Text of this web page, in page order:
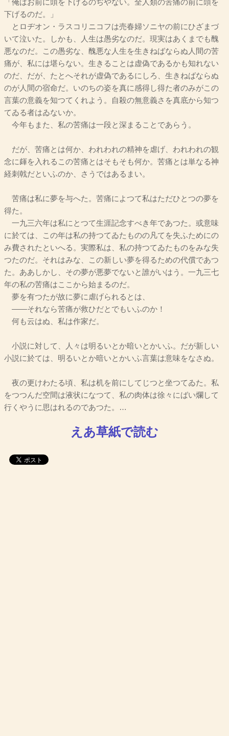
「俺はお前に頭を下げるのぢやない。全人類の苦痛の前に頭を
下げるのだ。」
とロヂオン・ラスコリニコフは売春婦ソニヤの前にひざまづ
いて泣いた。しかも、人生は愚劣なのだ。現実はあくまでも醜
悪なのだ。この愚劣な、醜悪な人生を生きねばならぬ人間の苦
痛が、私には堪らない。生きることは虚偽であるかも知れない
のだ、だが、たとへそれが虚偽であるにしろ、生きねばならぬ
のが人間の宿命だ。いのちの姿を真に感得し得た者のみがこの
言葉の意義を知つてくれよう。自殺の無意義さを真底から知つ
てゐる者はゐないか。
今年もまた、私の苦痛は一段と深まることであらう。
だが、苦痛とは何か、われわれの精神を虐げ、われわれの観
念に皹を入れるこの苦痛とはそもそも何か。苦痛とは単なる神
経刺戟だといふのか、さうではあるまい。
苦痛は私に夢を与へた。苦痛によつて私はただひとつの夢を
得た。
一九三六年は私にとつて生涯記念すべき年であつた。或意味
に於ては、この年は私の持つてゐたものの凡てを失ふためにの
み費されたといへる。実際私は、私の持つてゐたものをみな失
つたのだ。それはみな、この新しい夢を得るための代償であつ
た。ああしかし、その夢が悪夢でないと誰がいはう。一九三七
年の私の苦痛はここから始まるのだ。
夢を有つたが故に夢に虐げられるとは、
――それなら苦痛が救ひだとでもいふのか！
何も云はぬ、私は作家だ。
小説に対して、人々は明るいとか暗いとかいふ。だが新しい
小説に於ては、明るいとか暗いとかいふ言葉は意味をなさぬ。
夜の更けわたる頃、私は机を前にしてじつと坐つてゐた。私
をつつんだ空間は液状になつて、私の肉体は徐々にばい爛して
行くやうに思はれるのであつた。…
えあ草紙で読む